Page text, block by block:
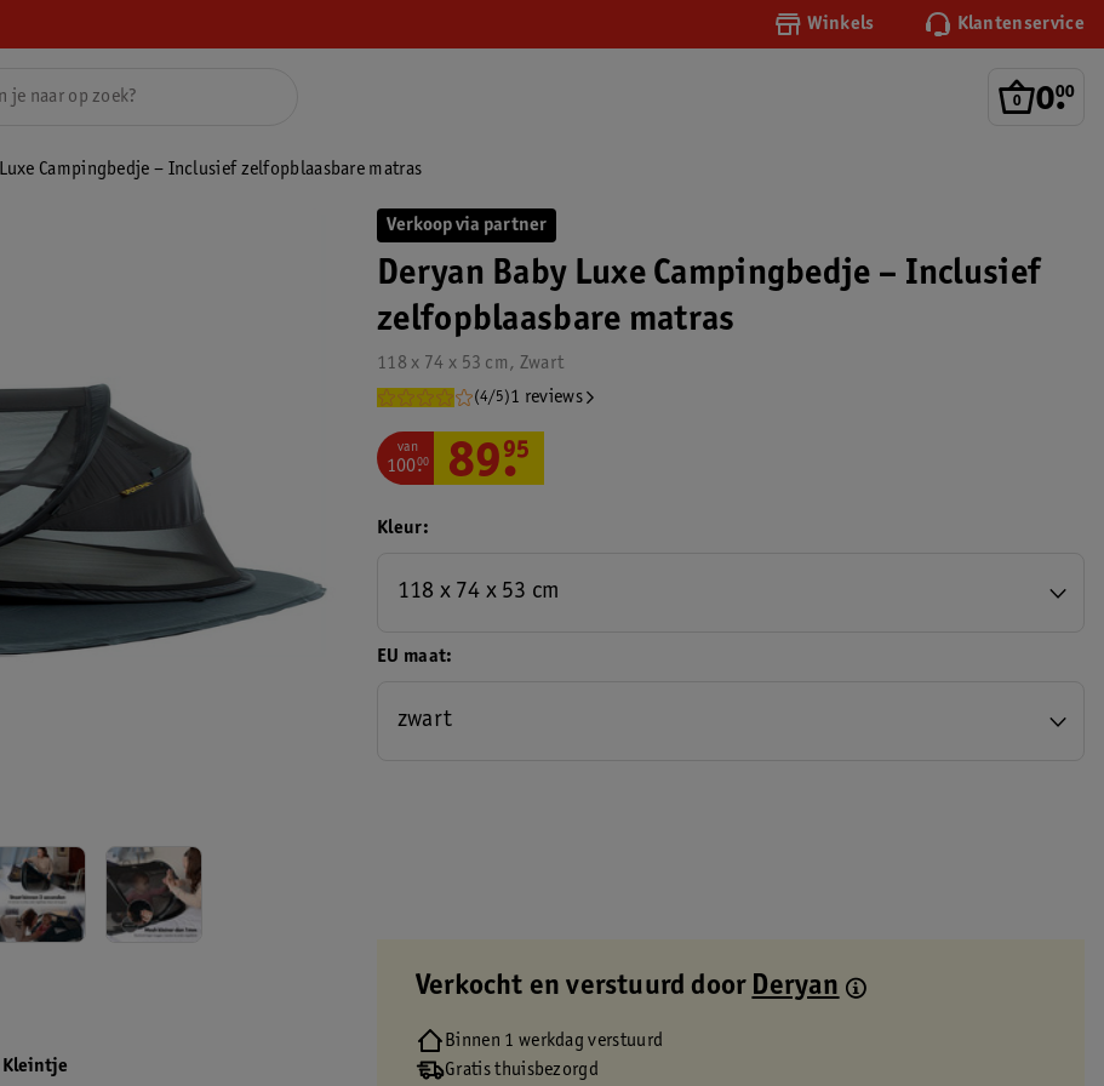
Winkels Klantenservice
0.
00
Campingbedje – Inclusief zelfopblaasbare matras
Kleintje
Verkoop via partner
Deryan Baby Luxe Campingbedje – Inclusief
zelfopblaasbare matras
118 x 74 x 53 cm, Zwart
(4/5)1 reviews
van
100.
00 89.
95
EU maat
zwart
Kleur
118 x 74 x 53 cm
Verkocht en verstuurd door Deryan
Binnen 1 werkdag verstuurd
Gratis thuisbezorgd